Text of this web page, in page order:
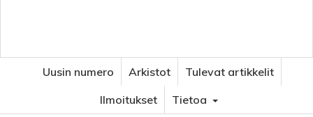
Uusin numero Arkistot
Tulevat artikkelit
Ilmoitukset
Tietoa